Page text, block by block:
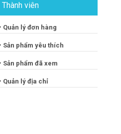
Thành viên
Quản lý đơn hàng
Sản phẩm yêu thích
Sản phẩm đã xem
Quản lý địa chỉ